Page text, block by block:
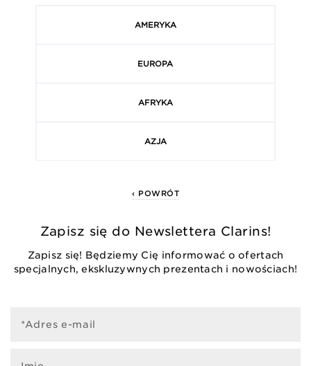
AMERYKA
EUROPA
AFRYKA
AZJA
‹ POWRÓT
Zapisz się do Newslettera Clarins!
Zapisz się! Będziemy Cię informować o ofertach
specjalnych, ekskluzywnych prezentach i nowościach!
*Adres e-mail